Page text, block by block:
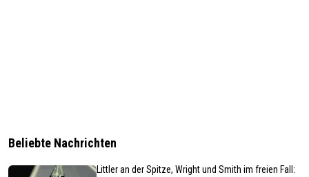
Beliebte Nachrichten
Littler an der Spitze, Wright und Smith im freien Fall: